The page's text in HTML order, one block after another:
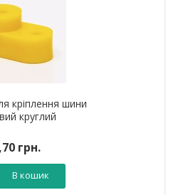
кріплення шини
круглий
грн.
В кошик